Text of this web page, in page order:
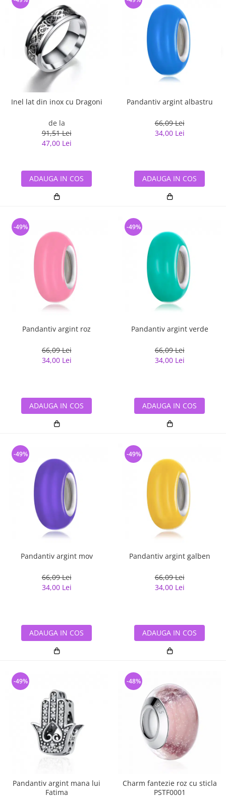
Inel lat din inox cu Dragoni
de la
91,51 Lei
47,00 Lei
ADAUGA IN COS
Pandantiv argint albastru
66,09 Lei
34,00 Lei
ADAUGA IN COS
Pandantiv argint roz
66,09 Lei
34,00 Lei
-49%
ADAUGA IN COS
Pandantiv argint verde
66,09 Lei
34,00 Lei
-49%
ADAUGA IN COS
Pandantiv argint mov
66,09 Lei
34,00 Lei
-49%
ADAUGA IN COS
Pandantiv argint galben
66,09 Lei
34,00 Lei
-49%
ADAUGA IN COS
Pandantiv argint mana lui
Fatima
-49%
Charm fantezie roz cu sticla
PSTF0001
-48%